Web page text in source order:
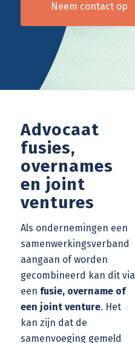
Neem contact op
Advocaat
fusies,
overnames
en joint
ventures
Als ondernemingen een
samenwerkingsverband
aangaan of worden
gecombineerd kan dit via
een fusie, overname of
een joint venture. Het
kan zijn dat de
samenvoeging gemeld